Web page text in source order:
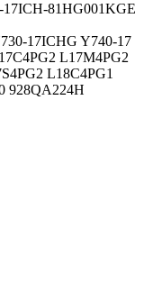
17ICH-81HG001KGE
17ICHG Y740-17
L17M4PG2
L18C4PG1
928QA224H